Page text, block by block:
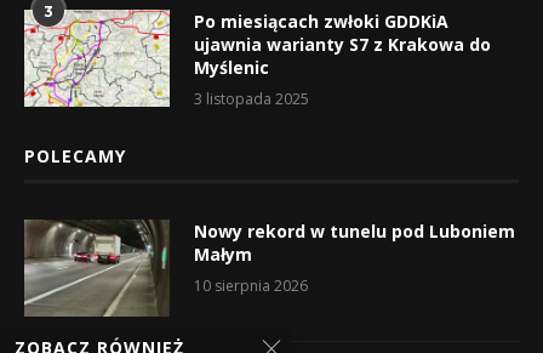
3
Po miesiącach zwłoki GDDKiA
ujawnia warianty S7 z Krakowa do
Myślenic
3 listopada 2025
POLECAMY
Nowy rekord w tunelu pod Luboniem
Małym
10 sierpnia 2026
ZOBACZ RÓWNIEŻ